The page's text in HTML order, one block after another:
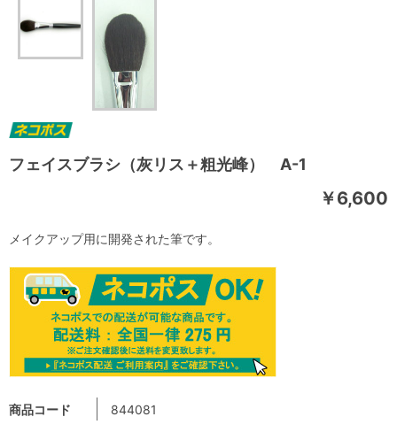
フェイスブラシ（灰リス＋粗光峰） A-1
￥6,600
商品コード 844081
メイクアップ用に開発された筆です。